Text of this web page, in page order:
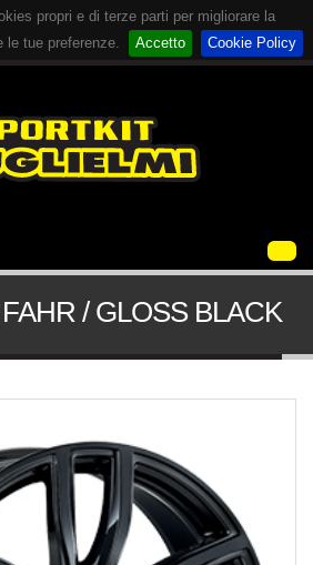
propri e di terze parti per migliorare la
le tue preferenze.
Accetto Cookie Policy
/ GLOSS BLACK